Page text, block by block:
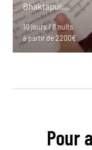
Bhaktapur...
10 jours / 8 nuits
à partir de 2200€
Pour